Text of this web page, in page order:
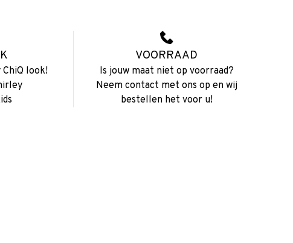
ChiQ look!
VOORRAAD
Is jouw maat niet op voorraad?
Neem contact met ons op en wij
bestellen het voor u!